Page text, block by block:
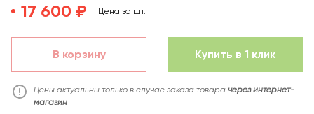
17 600 ₽ Цена за шт.
В корзину Купить в 1 клик
Цены актуальны только в случае заказа товара через интернет-
магазин